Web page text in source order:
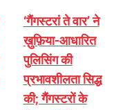
‘गैंगस्टरां ते वार’ ने
ख़ुफ़िया-आधारित
पुलिसिंग की
प्रभावशीलता सिद्ध
की; गैंगस्टरों के